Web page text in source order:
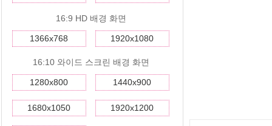
16:9 HD 배경 화면
1366x768 1920x1080
16:10 와이드 스크린 배경 화면
1280x800 1440x900
1680x1050 1920x1200